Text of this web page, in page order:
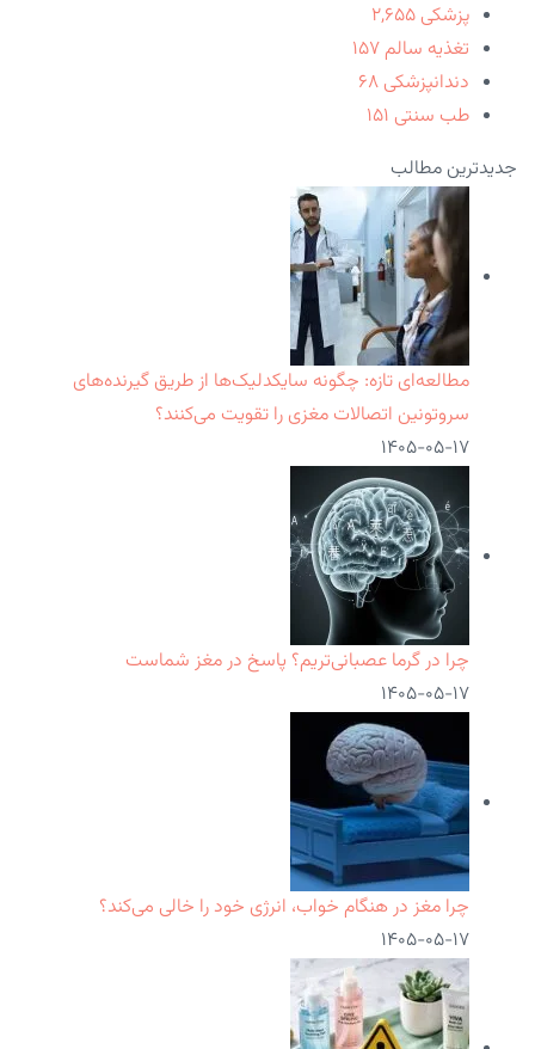
پزشکی ۲,۶۵۵
تغذیه سالم ۱۵۷
دندانپزشکی ۶۸
طب سنتی ۱۵۱
جدیدترین مطالب
مطالعه‌ای تازه: چگونه سایکدلیک‌ها از طریق گیرنده‌های
سروتونین اتصالات مغزی را تقویت می‌کنند؟
۱۴۰۵-۰۵-۱۷
چرا در گرما عصبانی‌تریم؟ پاسخ در مغز شماست
۱۴۰۵-۰۵-۱۷
چرا مغز در هنگام خواب، انرژی خود را خالی می‌کند؟
۱۴۰۵-۰۵-۱۷